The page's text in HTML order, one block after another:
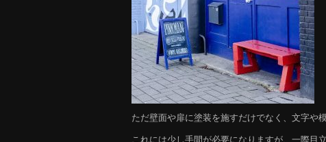
ただ壁面や扉に塗装を施すだけでなく、文字や
これには少し手間が必要になりますが、一際目